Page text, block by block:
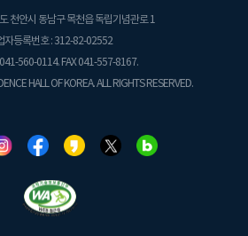
천안시 동남구 목천읍 독립기념관로 1
자등록번호 : 312-82-02552
560-0114. FAX 041-557-8167.
HALL OF KOREA. ALL RIGHTS RESERVED.